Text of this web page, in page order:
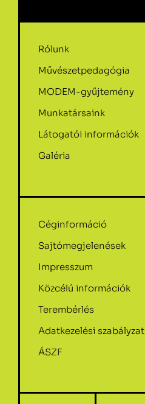
Rólunk
Művészetpedagógia
MODEM-gyűjtemény
Munkatársaink
Látogatói információk
Galéria
Céginformáció
Sajtómegjelenések
Impresszum
Közcélú információk
Terembérlés
Adatkezelési szabályzat
ÁSZF